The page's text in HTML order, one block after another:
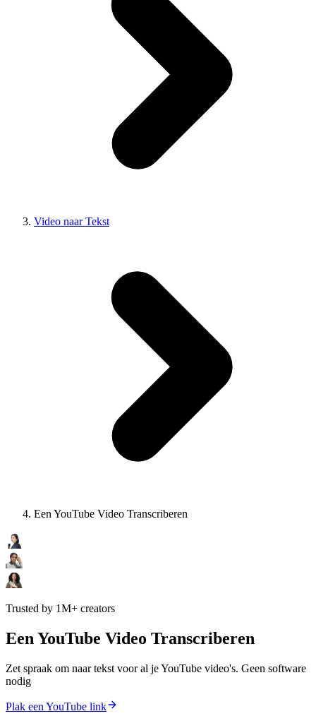
Video naar Tekst
Een YouTube Video Transcriberen
Trusted by 1M+ creators
Een YouTube Video Transcriberen
Zet spraak om naar tekst voor al je YouTube video's. Geen software
nodig
Plak een YouTube link